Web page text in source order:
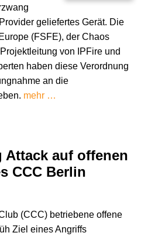
geliefertes Gerät. Die
(FSFE), der Chaos
von IPFire und
haben diese Verordnung
an die
mehr …
Attack auf offenen
CCC Berlin
(CCC) betriebene offene
Ziel eines Angriffs